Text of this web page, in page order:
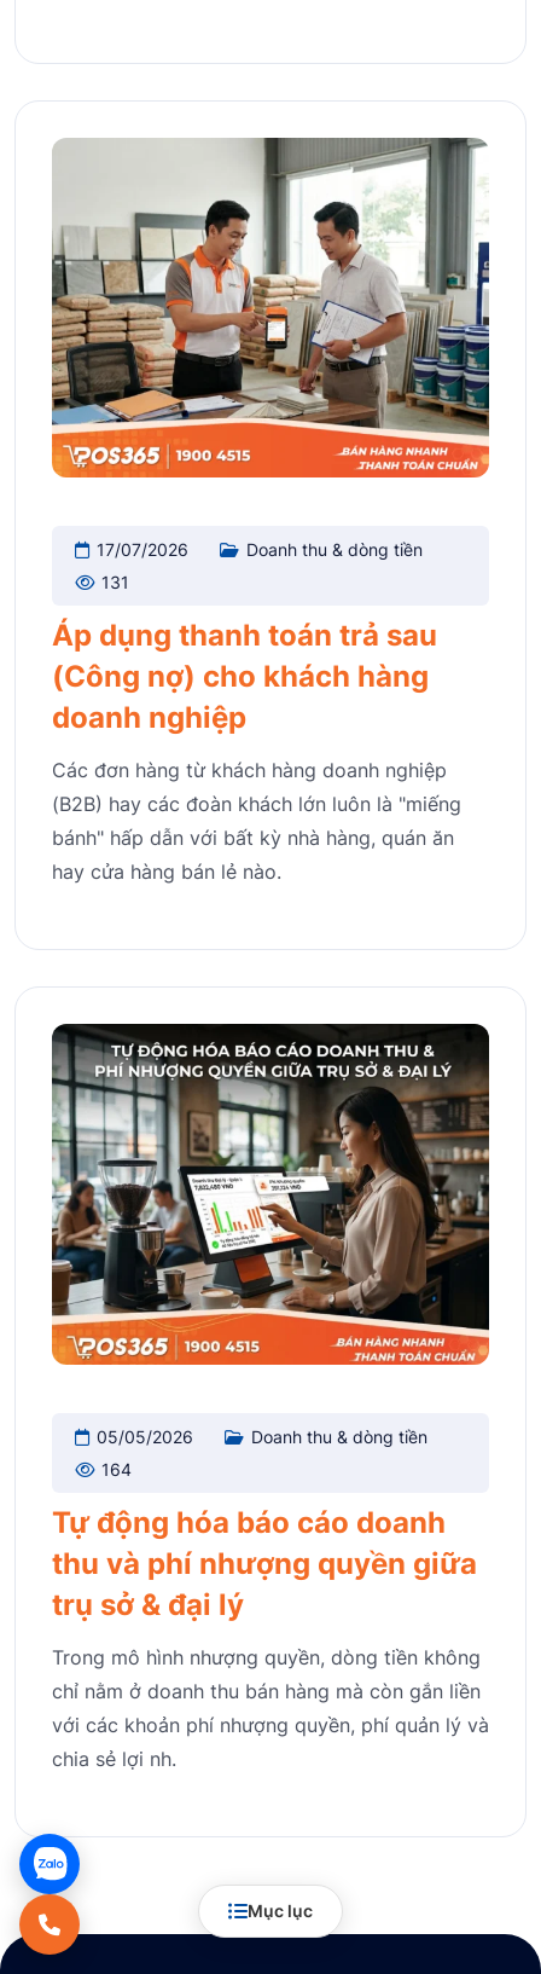
Mục lục
17/07/2026
Doanh thu & dòng tiền
131
Áp dụng thanh toán trả sau
(Công nợ) cho khách hàng
doanh nghiệp
Các đơn hàng từ khách hàng doanh nghiệp
(B2B) hay các đoàn khách lớn luôn là "miếng
bánh" hấp dẫn với bất kỳ nhà hàng, quán ăn
hay cửa hàng bán lẻ nào.
05/05/2026
Doanh thu & dòng tiền
164
Tự động hóa báo cáo doanh
thu và phí nhượng quyền giữa
trụ sở & đại lý
Trong mô hình nhượng quyền, dòng tiền không
chỉ nằm ở doanh thu bán hàng mà còn gắn liền
với các khoản phí nhượng quyền, phí quản lý và
chia sẻ lợi nh.